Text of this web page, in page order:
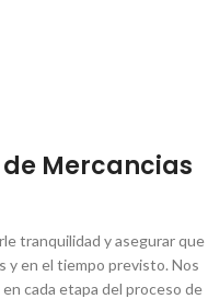
Mercancias
tranquilidad y asegurar que
y en el tiempo previsto. Nos
cada etapa del proceso de